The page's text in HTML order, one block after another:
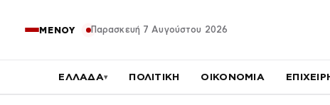
ΜΕΝΟΥ Παρασκευή 7 Αυγούστου 2026
ΕΛΛΑΔΑ▾ ΠΟΛΙΤΙΚΗ ΟΙΚΟΝΟΜΙΑ